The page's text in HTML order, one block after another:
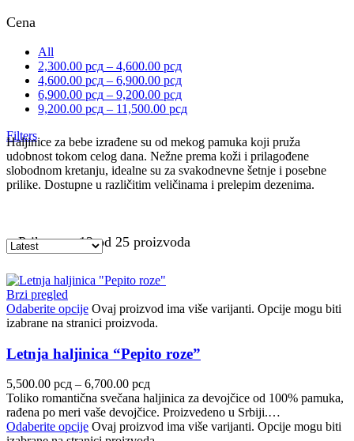
Cena
All
2,300.00 рсд – 4,600.00 рсд
4,600.00 рсд – 6,900.00 рсд
6,900.00 рсд – 9,200.00 рсд
9,200.00 рсд – 11,500.00 рсд
Filters
Haljinice za bebe izrađene su od mekog pamuka koji pruža
udobnost tokom celog dana. Nežne prema koži i prilagođene
slobodnom kretanju, idealne su za svakodnevne šetnje i posebne
prilike. Dostupne u različitim veličinama i prelepim dezenima.
Prikazano 12 od 25 proizvoda
Brzi pregled
Odaberite opcije Ovaj proizvod ima više varijanti. Opcije mogu biti
izabrane na stranici proizvoda.
Letnja haljinica “Pepito roze”
5,500.00 рсд – 6,700.00 рсд
Toliko romantična svečana haljinica za devojčice od 100% pamuka,
rađena po meri vaše devojčice. Proizvedeno u Srbiji.…
Odaberite opcije Ovaj proizvod ima više varijanti. Opcije mogu biti